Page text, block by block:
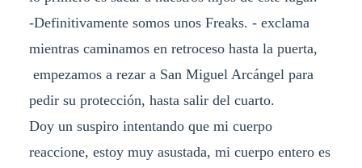
-Definitivamente somos unos Freaks. - exclama
mientras caminamos en retroceso hasta la puerta,
empezamos a rezar a San Miguel Arcángel para
pedir su protección, hasta salir del cuarto.
Doy un suspiro intentando que mi cuerpo
reaccione, estoy muy asustada, mi cuerpo entero es